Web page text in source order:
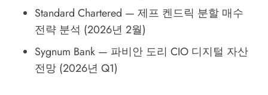
Standard Chartered — 제프 켄드릭 분할 매수
전략 분석 (2026년 2월)
Sygnum Bank— 파비안 도리 CIO 디지털 자산
전망 (2026년 Q1)